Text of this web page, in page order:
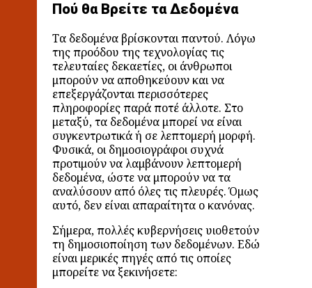
Πού θα Βρείτε τα Δεδομένα
Τα δεδομένα βρίσκονται παντού. Λόγω
της προόδου της τεχνολογίας τις
τελευταίες δεκαετίες, οι άνθρωποι
μπορούν να αποθηκεύουν και να
επεξεργάζονται περισσότερες
πληροφορίες παρά ποτέ άλλοτε. Στο
μεταξύ, τα δεδομένα μπορεί να είναι
συγκεντρωτικά ή σε λεπτομερή μορφή.
Φυσικά, οι δημοσιογράφοι συχνά
προτιμούν να λαμβάνουν λεπτομερή
δεδομένα, ώστε να μπορούν να τα
αναλύσουν από όλες τις πλευρές. Όμως
αυτό, δεν είναι απαραίτητα ο κανόνας.
Σήμερα, πολλές κυβερνήσεις υιοθετούν
τη δημοσιοποίηση των δεδομένων. Εδώ
είναι μερικές πηγές από τις οποίες
μπορείτε να ξεκινήσετε: